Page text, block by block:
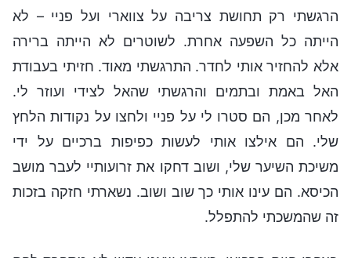
הרגשתי רק תחושת צריבה על צווארי ועל פניי – לא
הייתה כל השפעה אחרת. לשוטרים לא הייתה ברירה
אלא להחזיר אותי לחדר. התרגשתי מאוד. חזיתי בעבודת
האל באמת ובתמים והרגשתי שהאל לצידי ועוזר לי.
לאחר מכן, הם סטרו לי על פניי ולחצו על נקודות הלחץ
שלי. הם אילצו אותי לעשות כפיפות ברכיים על ידי
משיכת השיער שלי, ושוב דחקו את זרועותיי לעבר מושב
הכיסא. הם עינו אותי כך שוב ושוב. נשארתי חזקה בזכות
זה שהמשכתי להתפלל.